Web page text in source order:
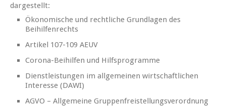
dargestellt:
Ökonomische und rechtliche Grundlagen des
Beihilfenrechts
Artikel 107-109 AEUV
Corona-Beihilfen und Hilfsprogramme
Dienstleistungen im allgemeinen wirtschaftlichen
Interesse (DAWI)
AGVO – Allgemeine Gruppenfreistellungsverordnung